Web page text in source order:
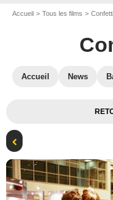
Accueil Tous les films Confetti
Accueil News